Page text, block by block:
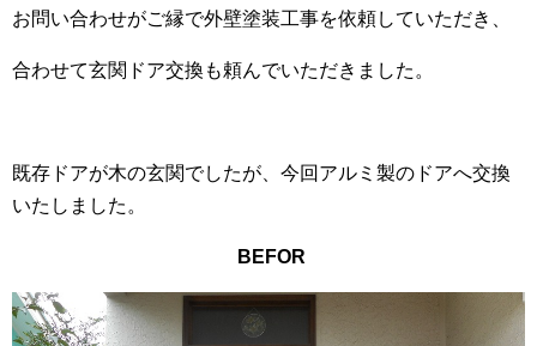
お問い合わせがご縁で外壁塗装工事を依頼していただき、
合わせて玄関ドア交換も頼んでいただきました。
既存ドアが木の玄関でしたが、今回アルミ製のドアへ交換
いたしました。
BEFOR